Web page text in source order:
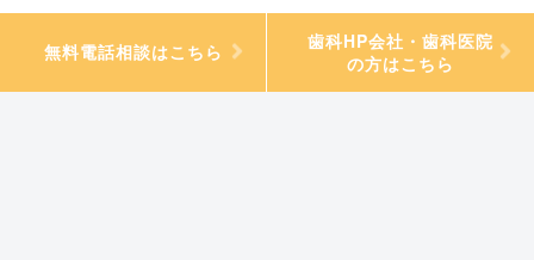
無料電話相談はこちら
歯科HP会社・歯科医院
の方はこちら